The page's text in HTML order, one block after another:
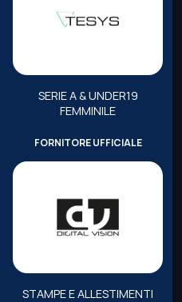
SERIE A & UNDER19
FEMMINILE
FORNITORE UFFICIALE
STAMPE E ALLESTIMENTI